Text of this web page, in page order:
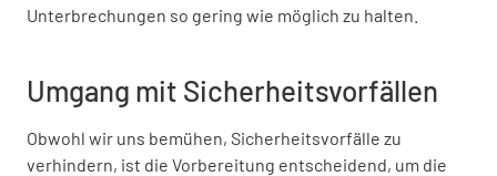
Unterbrechungen so gering wie möglich zu halten.
Umgang mit Sicherheitsvorfällen
Obwohl wir uns bemühen, Sicherheitsvorfälle zu
verhindern, ist die Vorbereitung entscheidend, um die